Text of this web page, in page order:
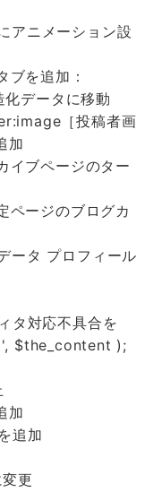
アニメーション設
ブを追加：
データに移動
［投稿者画
加
イブページのター
ページのブログカ
ータ プロフィール
タ対応不具合を
$the_content );
加
追加
更